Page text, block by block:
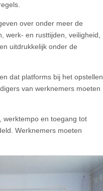
over onder meer de
werk- en rusttijden, veiligheid,
uitdrukkelijk onder de
dat platforms bij het opstellen
van werknemers moeten
werktempo en toegang tot
Werknemers moeten